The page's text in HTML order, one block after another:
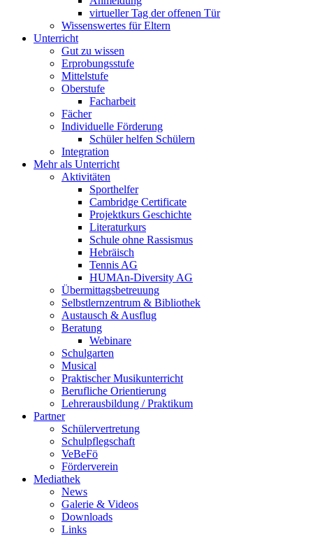
virtueller Tag der offenen Tür
Wissenswertes für Eltern
Unterricht
Gut zu wissen
Erprobungsstufe
Mittelstufe
Oberstufe
Facharbeit
Fächer
Individuelle Förderung
Schüler helfen Schülern
Integration
Mehr als Unterricht
Aktivitäten
Sporthelfer
Cambridge Certificate
Projektkurs Geschichte
Literaturkurs
Schule ohne Rassismus
Hebräisch
Tennis AG
HUMAn-Diversity AG
Übermittagsbetreuung
Selbstlernzentrum & Bibliothek
Austausch & Ausflug
Beratung
Webinare
Schulgarten
Musical
Praktischer Musikunterricht
Berufliche Orientierung
Lehrerausbildung / Praktikum
Partner
Schülervertretung
Schulpflegschaft
VeBeFö
Förderverein
Mediathek
News
Galerie & Videos
Downloads
Links